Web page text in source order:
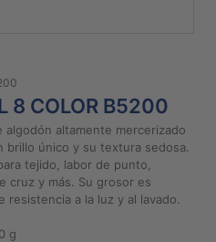
8 COLOR B5200
altamente mercerizado
brillo único y su textura sedosa.
tejido, labor de punto,
cruz y más. Su grosor es
resistencia a la luz y al lavado.
g